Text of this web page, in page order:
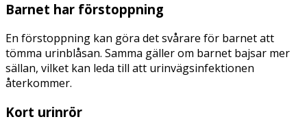
Barnet har förstoppning
En förstoppning kan göra det svårare för barnet att
tömma urinblåsan. Samma gäller om barnet bajsar mer
sällan, vilket kan leda till att urinvägsinfektionen
återkommer.
Kort urinrör